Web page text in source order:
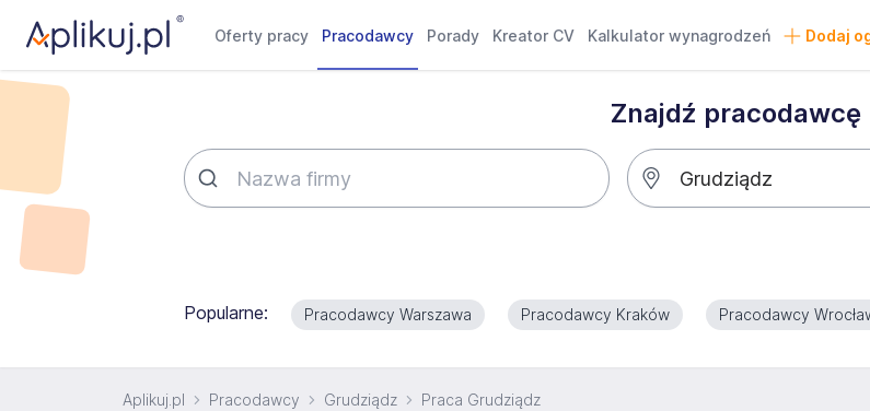
Oferty pracy Pracodawcy Porady Kreator CV Kalkulator wynagrodzeń Dodaj
Znajdź pracodawcę
Popularne: Pracodawcy Warszawa Pracodawcy Kraków Pracodawcy
Aplikuj.pl Pracodawcy Grudziądz Praca Grudziądz